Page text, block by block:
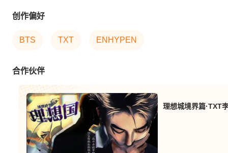
创作偏好
BTS TXT ENHYPEN
合作伙伴